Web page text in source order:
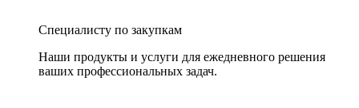
Специалисту по закупкам
Наши продукты и услуги для ежедневного решения
ваших профессиональных задач.